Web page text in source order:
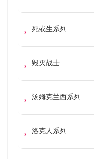
死或生系列
毁灭战士
汤姆克兰西系列
洛克人系列